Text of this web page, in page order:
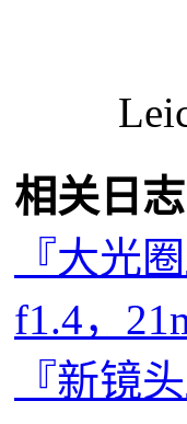
相关日志
『大光
f1.4，
『新镜